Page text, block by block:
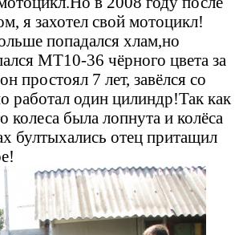
я захотел свой мотоцикл!
попадался хлам,но
МТ10-36 чёрного цвета за
простоял 7 лет, завёлся со
работал один цилиндр!Так как
колеса была лопнута и колёса
бултыхались отец притащил